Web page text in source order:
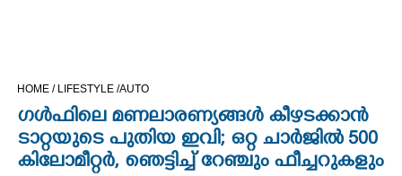
OPINION
HOME / LIFESTYLE /AUTO
ഗൾഫിലെ മണലാരണ്യങ്ങൾ കീഴടക്കാൻ
ടാറ്റയുടെ പുതിയ ഇവി; ഒറ്റ ചാർജിൽ 500
കിലോമീറ്റർ,​ ഞെട്ടിച്ച് റേഞ്ചും ഫീച്ചറുകളും